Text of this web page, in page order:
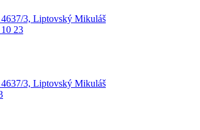
3, Liptovský Mikuláš
23
3, Liptovský Mikuláš